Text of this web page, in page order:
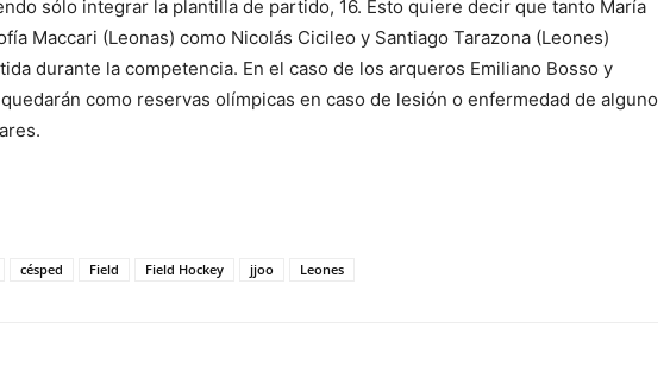
sólo integrar la plantilla de partido, 16. Esto quiere decir que tanto María
Maccari (Leonas) como Nicolás Cicileo y Santiago Tarazona (Leones)
durante la competencia. En el caso de los arqueros Emiliano Bosso y
como reservas olímpicas en caso de lesión o enfermedad de alguno
césped Field Field Hockey jjoo Leones